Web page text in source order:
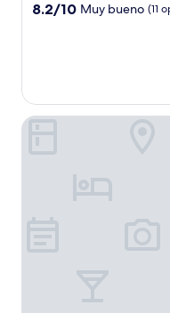
8.2
opiniones)
8.2/10 Muy bueno (11
Country Hotel